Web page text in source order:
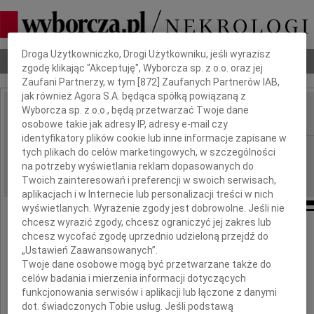
Nekrologi Odeszli Poradnik pogrzebowy
IMIĘ I NAZWISKO:
REGION: Zielona Góra
DATA EMISJI: 09.03.2013
Joli
wyrazy najgłębszego współczucia
oraz słowa wsparcia
z powodu śmierci
Dbamy o Twoją prywatność
Droga Użytkowniczko, Drogi Użytkowniku, jeśli wyrazisz
zgodę klikając "Akceptuję", Wyborcza sp. z o.o. oraz jej
Zaufani Partnerzy, w tym [872 ] Zaufanych Partnerów IAB,
jak również Agora S.A. będąca spółką powiązaną z
Wyborcza sp. z o.o., będą przetwarzać Twoje dane
osobowe takie jak adresy IP, adresy e-mail czy
identyfikatory plików cookie lub inne informacje zapisane w
tych plikach do celów marketingowych, w szczególności
na potrzeby wyświetlania reklam dopasowanych do
Twoich zainteresowań i preferencji w swoich serwisach,
aplikacjach i w Internecie lub personalizacji treści w nich
wyświetlanych. Wyrażenie zgody jest dobrowolne. Jeśli nie
chcesz wyrazić zgody, chcesz ograniczyć jej zakres lub
chcesz wycofać zgodę uprzednio udzieloną przejdź do
„Ustawień Zaawansowanych”.
Twoje dane osobowe mogą być przetwarzane także do
celów badania i mierzenia informacji dotyczących
funkcjonowania serwisów i aplikacji lub łączone z danymi
dot. świadczonych Tobie usług. Jeśli podstawą